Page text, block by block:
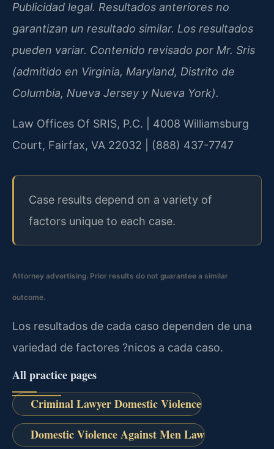
Publicidad legal. Resultados anteriores no
garantizan un resultado similar. Los resultados
pueden variar. Contenido revisado por Mr. Sris
(admitido en Virginia, Maryland, Distrito de
Columbia, Nueva Jersey y Nueva York).
Law Offices Of SRIS, P.C. | 4008 Williamsburg
Court, Fairfax, VA 22032 | (888) 437-7747
Case results depend on a variety of
factors unique to each case.
Attorney advertising. Prior results do not guarantee a similar
outcome.
Los resultados de cada caso dependen de una
variedad de factores ?nicos a cada caso.
All practice pages
Criminal Lawyer Domestic Violence
Domestic Violence Against Men Law